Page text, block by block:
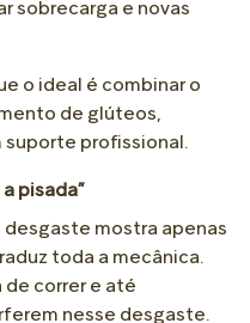
sobrecarga e novas
o ideal é combinar o
de glúteos,
suporte profissional.
pisada”
desgaste mostra apenas
toda a mecânica.
de correr e até
nesse desgaste.